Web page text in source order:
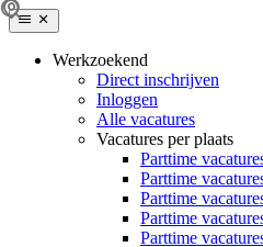
Werkzoekend
Direct inschrijven
Inloggen
Alle vacatures
Vacatures per plaats
Parttime
Parttime
Parttime
Parttime
Parttime